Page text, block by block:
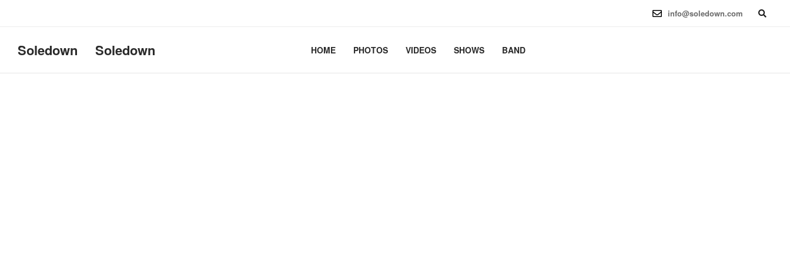
Uname:Linux d69bffeef052 6.12.41+deb13-cloud-amd64 #1 SMP PREEMPT_DYNAMIC Debian 6.12.41-1 (2025-08-12) x86_64info@soledown.com
Soledown Soledown HOME PHOTOS VIDEOS SHOWS BAND